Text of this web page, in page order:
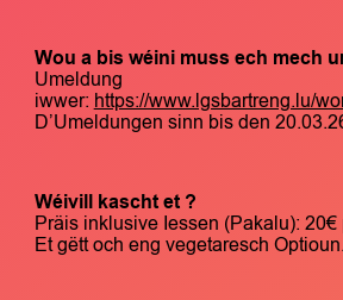
Wou a bis wéini muss ech mech
Umeldung
iwwer: https://www.lgsbartreng.lu/
D’Umeldungen sinn bis den
Wéivill kascht et ?
Präis inklusive Iessen (Pakalu): 20€
Et gëtt och eng vegetaresch Optioun.